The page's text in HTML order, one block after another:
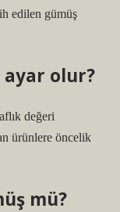
edilen gümüş
ayar olur?
değeri
ürünlere öncelik
mü?